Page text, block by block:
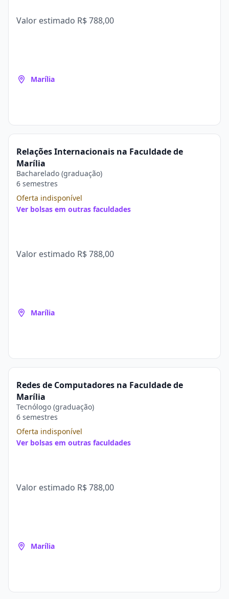
Valor estimado R$ 788,00
Marília
Relações Internacionais na Faculdade de
Marília
Bacharelado (graduação)
6 semestres
Oferta indisponível
Ver bolsas em outras faculdades
Valor estimado R$ 788,00
Marília
Redes de Computadores na Faculdade de
Marília
Tecnólogo (graduação)
6 semestres
Oferta indisponível
Ver bolsas em outras faculdades
Valor estimado R$ 788,00
Marília